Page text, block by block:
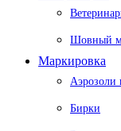
Шовный
Маркировка
Аэрозоли
Бирки